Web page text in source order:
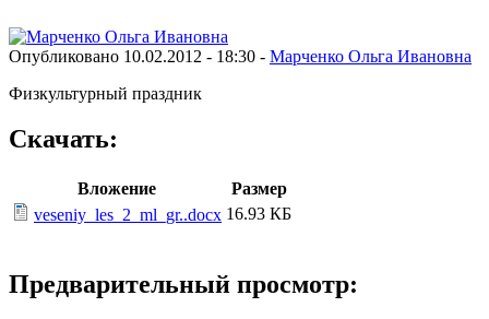
Опубликовано 10.02.2012 - 18:30 - Марченко Ольга Ивановна
Физкультурный праздник
Скачать:
Вложение
Размер
veseniy_les_2_ml_gr..docx 16.93 КБ
Предварительный просмотр: